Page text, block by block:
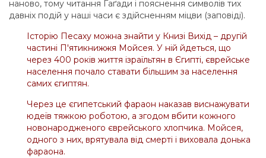
наново, тому читання Гаґади і пояснення символів тих
давніх подій у наші часи є здійсненням міцви (заповіді).
Історію Песаху можна знайти у Книзі Вихід – другій
частині П'ятикнижжя Мойсея. У ній йдеться, що
через 400 років життя ізраїльтян в Єгипті, єврейське
населення почало ставати більшим за населення
самих єгиптян.
Через це єгипетський фараон наказав виснажувати
юдеїв тяжкою роботою, а згодом вбити кожного
новонародженого єврейського хлопчика. Мойсея,
одного з них, врятувала від смерті і виховала донька
фараона.